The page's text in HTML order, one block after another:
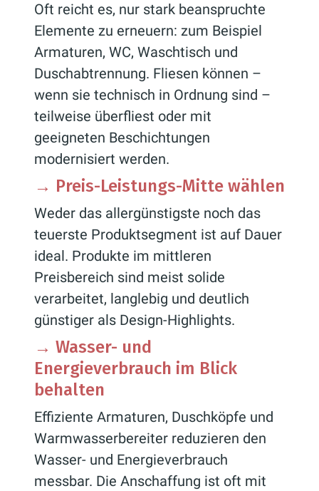
Oft reicht es, nur stark beanspruchte
Elemente zu erneuern: zum Beispiel
Armaturen, WC, Waschtisch und
Duschabtrennung. Fliesen können –
wenn sie technisch in Ordnung sind –
teilweise überfliest oder mit
geeigneten Beschichtungen
modernisiert werden.
→ Preis-Leistungs-Mitte wählen
Weder das allergünstigste noch das
teuerste Produktsegment ist auf Dauer
ideal. Produkte im mittleren
Preisbereich sind meist solide
verarbeitet, langlebig und deutlich
günstiger als Design-Highlights.
→ Wasser- und
Energieverbrauch im Blick
behalten
Effiziente Armaturen, Duschköpfe und
Warmwasserbereiter reduzieren den
Wasser- und Energieverbrauch
messbar. Die Anschaffung ist oft mit